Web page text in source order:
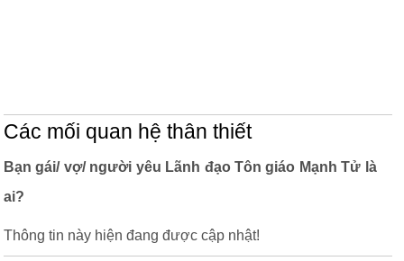
Các mối quan hệ thân thiết
Bạn gái/ vợ/ người yêu Lãnh đạo Tôn giáo Mạnh Tử là
ai?
Thông tin này hiện đang được cập nhật!